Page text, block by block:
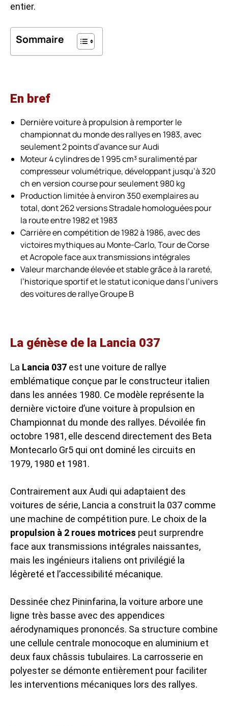
entier.
Sommaire
En bref
Dernière voiture à propulsion à remporter le
championnat du monde des rallyes en 1983, avec
seulement 2 points d’avance sur Audi
Moteur 4 cylindres de 1 995 cm³ suralimenté par
compresseur volumétrique, développant jusqu’à 320
ch en version course pour seulement 980 kg
Production limitée à environ 350 exemplaires au
total, dont 262 versions Stradale homologuées pour
la route entre 1982 et 1983
Carrière en compétition de 1982 à 1986, avec des
victoires mythiques au Monte-Carlo, Tour de Corse
et Acropole face aux transmissions intégrales
Valeur marchande élevée et stable grâce à la rareté,
l’historique sportif et le statut iconique dans l’univers
des voitures de rallye Groupe B
La génèse de la Lancia 037
La Lancia 037 est une voiture de rallye
emblématique conçue par le constructeur italien
dans les années 1980. Ce modèle représente la
dernière victoire d’une voiture à propulsion en
Championnat du monde des rallyes. Dévoilée fin
octobre 1981, elle descend directement des Beta
Montecarlo Gr5 qui ont dominé les circuits en
1979, 1980 et 1981.
Contrairement aux Audi qui adaptaient des
voitures de série, Lancia a construit la 037 comme
une machine de compétition pure. Le choix de la
propulsion à 2 roues motrices peut surprendre
face aux transmissions intégrales naissantes,
mais les ingénieurs italiens ont privilégié la
légèreté et l’accessibilité mécanique.
Dessinée chez Pininfarina, la voiture arbore une
ligne très basse avec des appendices
aérodynamiques prononcés. Sa structure combine
une cellule centrale monocoque en aluminium et
deux faux châssis tubulaires. La carrosserie en
polyester se démonte entièrement pour faciliter
les interventions mécaniques lors des rallyes.